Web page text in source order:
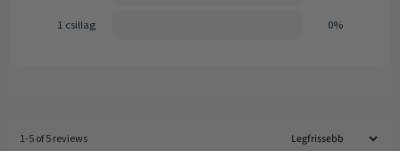
1 csillag 0%
1-5 of 5 reviews